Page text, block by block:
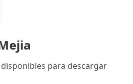
para descargar